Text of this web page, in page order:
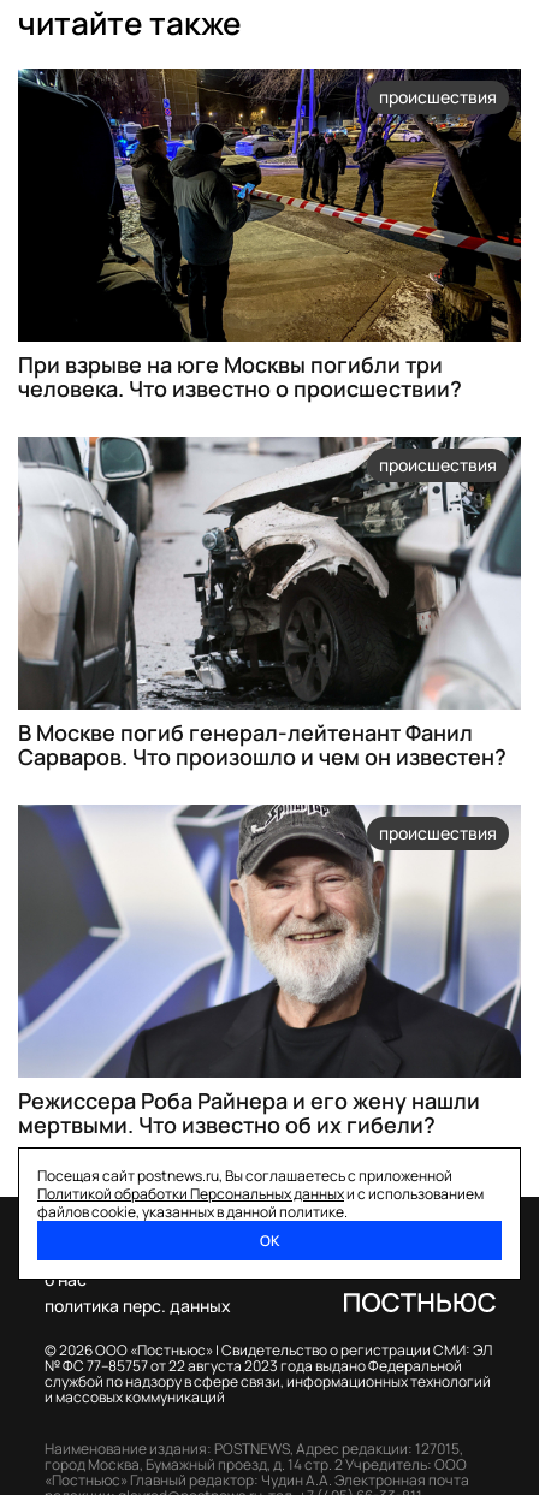
читайте также
происшествия
При взрыве на юге Москвы погибли три
человека. Что известно о происшествии?
происшествия
В Москве погиб генерал-лейтенант Фанил
Сарваров. Что произошло и чем он известен?
происшествия
Режиссера Роба Райнера и его жену нашли
мертвыми. Что известно об их гибели?
Посещая сайт postnews.ru, Вы соглашаетесь с приложенной
Политикой обработки Персональных данныхи с использованием
файлов cookie, указанных в данной политике.
ОК
© 2026 ООО «Постньюс» |Свидетельство о регистрации СМИ: ЭЛ
№ ФС 77–85757 от 22 августа 2023 года выдано Федеральной
службой по надзору в сфере связи, информационных технологий
и массовых коммуникаций
о нас
политика перс. данных
Наименование издания: POSTNEWS,Адрес редакции: 127015,
город Москва, Бумажный проезд, д. 14 стр. 2Учредитель: ООО
«Постньюс» Главный редактор: Чудин А.А.Электронная почта